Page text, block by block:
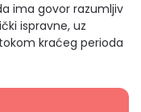
ima govor razumljiv
ispravne, uz
kraćeg perioda